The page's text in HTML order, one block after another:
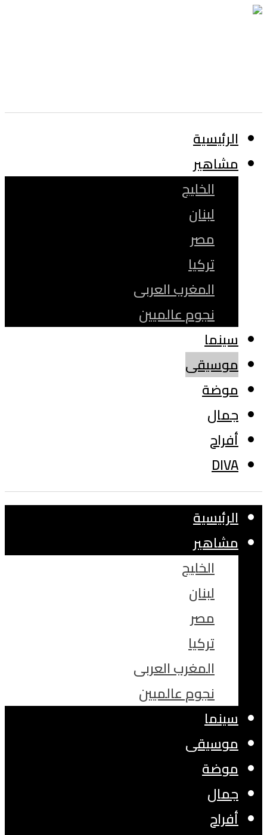
الرئيسية
مشاهير
الخليج
لبنان
مصر
تركيا
المغرب العربى
نجوم عالميين
سينما
موسيقى
موضة
جمال
أفراح
DIVA
الرئيسية
مشاهير
الخليج
لبنان
مصر
تركيا
المغرب العربى
نجوم عالميين
سينما
موسيقى
موضة
جمال
أفراح